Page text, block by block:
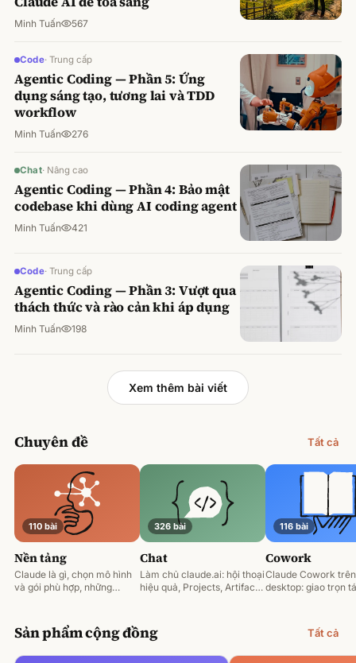
Minh Tuấn 567
Code· Trung cấp
Agentic Coding — Phần 5: Ứng
dụng sáng tạo, tương lai và TDD
workflow
Minh Tuấn 276
Chat· Nâng cao
Agentic Coding — Phần 4: Bảo mật
codebase khi dùng AI coding agent
Minh Tuấn 421
Code· Trung cấp
Agentic Coding — Phần 3: Vượt qua
thách thức và rào cản khi áp dụng
Minh Tuấn 198
Xem thêm bài viết
Chuyên đề Tất cả
110 bài
Nền tảng
Claude là gì, chọn mô hình
và gói phù hợp, những
326 bài
Chat
Làm chủ claude.ai: hội thoại
hiệu quả, Projects, Artifacts
116 bài
Cowork
Claude Cowork trên
desktop: giao trọn
Sản phẩm cộng đồng Tất cả